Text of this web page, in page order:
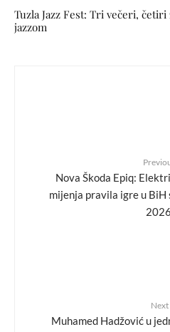
Tuzla Jazz Fest: Tri večeri,
jazzom
Nova Škoda Epiq:
mijenja pravila igre u
Next
Muhamed Hadžović u